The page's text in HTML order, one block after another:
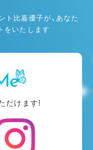
比嘉優子が、あなた
をいたします
だけます!